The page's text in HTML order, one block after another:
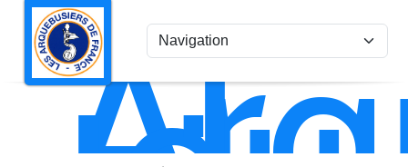
Panneau de gestion des cookies